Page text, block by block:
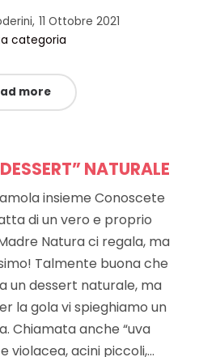
Posted
on
11 Ottobre 2021
categoria
more
NATURALE
insieme Conoscete
di un vero e proprio
Natura ci regala, ma
Talmente buona che
un dessert naturale, ma
la gola vi spieghiamo un
Chiamata anche “uva
violacea, acini piccoli,…